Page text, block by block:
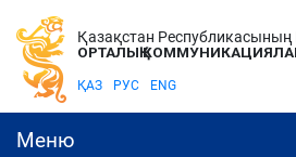
Қазақстан
ОРТАЛЫҚ
ҚАЗ РУС ENG
Меню